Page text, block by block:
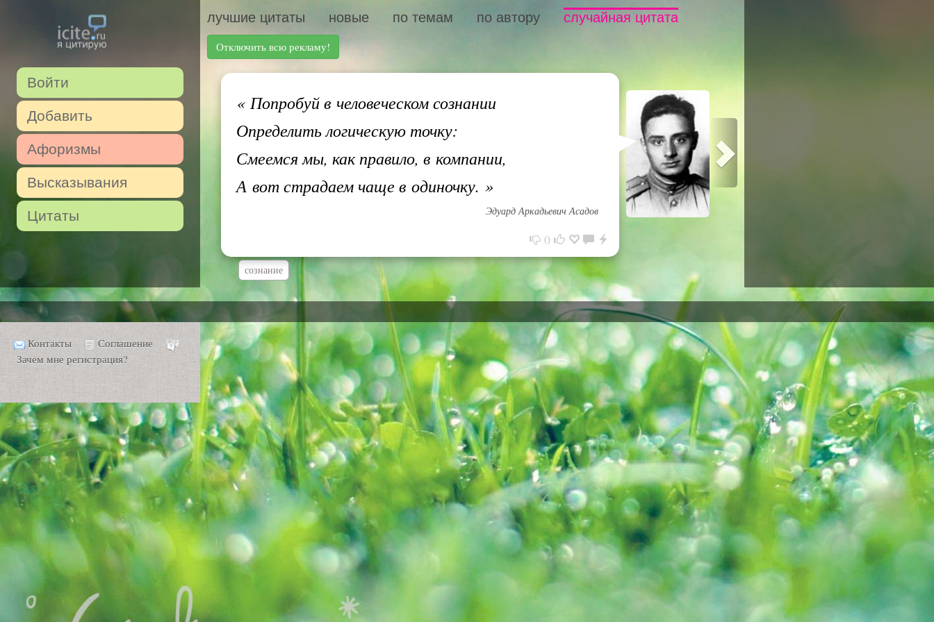
Войти
Добавить
Афоризмы
Высказывания
Цитаты
лучшие цитаты новые по темам по автору случайная цитата
Отключить всю рекламу!
«Попробуй в человеческом сознании
Определить логическую точку:
Смеемся мы, как правило, в компании,
А вот страдаем чаще в одиночку. »
Эдуард Аркадьевич Асадов
0
сознание
Контакты
Соглашение
Зачем мне регистрация?